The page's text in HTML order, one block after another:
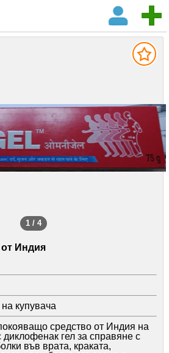
1 / 4
Индия
купувача
средство от Индия на
диклофенак гел за справяне с
във врата, краката,